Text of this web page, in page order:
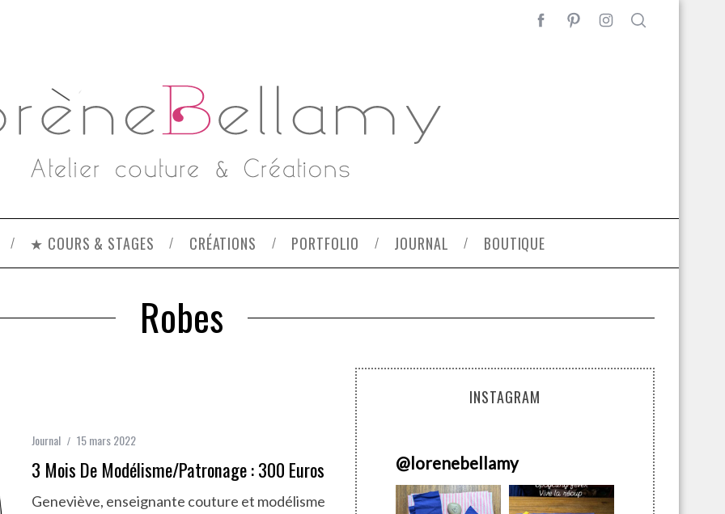
★ COURS & STAGES CRÉATIONS PORTFOLIO JOURNAL BOUTIQUE
Robes
Journal 15 mars 2022
3 Mois De Modélisme/patronage : 300 Euros
Geneviève, enseignante couture et modélisme
INSTAGRAM
@lorenebellamy